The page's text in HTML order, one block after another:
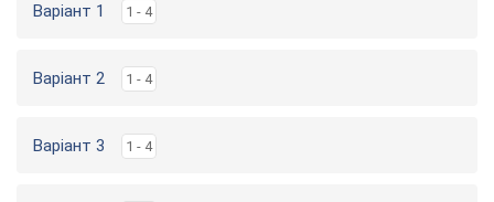
Варіант 1 1 - 4
Варіант 2 1 - 4
Варіант 3 1 - 4